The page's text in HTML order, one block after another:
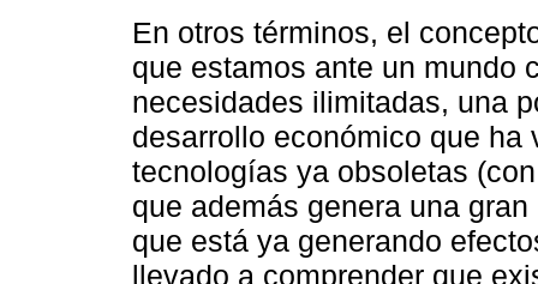
En otros términos, el
que estamos ante un mundo
necesidades ilimitadas, una
desarrollo económico que
tecnologías ya obsoletas
que además genera una
que está ya generando
llevado a comprender que